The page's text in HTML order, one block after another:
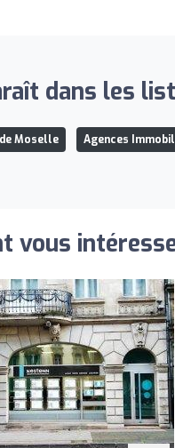
dans les
Moselle Agences
vous